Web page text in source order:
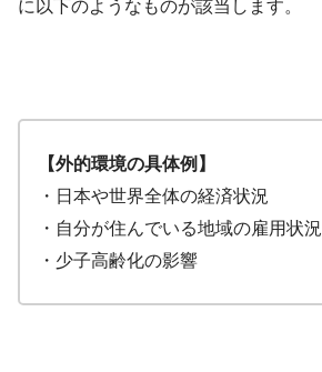
に以下のようなものが該当します。
【外的環境の具体例】
・日本や世界全体の経済状況
・自分が住んでいる地域の雇用状況
・少子高齢化の影響